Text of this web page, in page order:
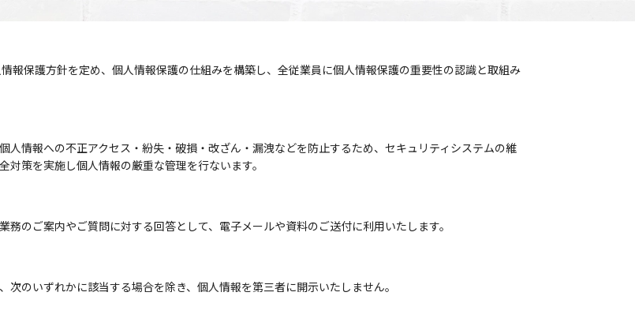
報保護方針を定め、個人情報保護の仕組みを構築し、全従業員に個人情報保護の重要性の認識と取組み
情報への不正アクセス・紛失・破損・改ざん・漏洩などを防止するため、セキュリティシステムの維
策を実施し個人情報の厳重な管理を行ないます。
のご案内やご質問に対する回答として、電子メールや資料のご送付に利用いたします。
のいずれかに該当する場合を除き、個人情報を第三者に開示いたしません。